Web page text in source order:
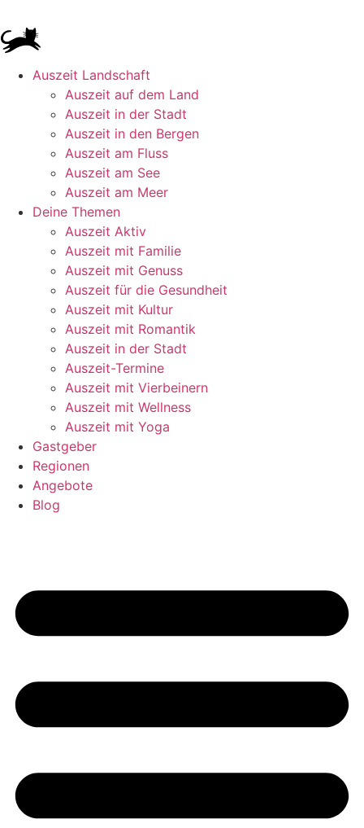
Auszeit Landschaft
Auszeit auf dem Land
Auszeit in der Stadt
Auszeit in den Bergen
Auszeit am Fluss
Auszeit am See
Auszeit am Meer
Deine Themen
Auszeit Aktiv
Auszeit mit Familie
Auszeit mit Genuss
Auszeit für die Gesundheit
Auszeit mit Kultur
Auszeit mit Romantik
Auszeit in der Stadt
Auszeit-Termine
Auszeit mit Vierbeinern
Auszeit mit Wellness
Auszeit mit Yoga
Gastgeber
Regionen
Angebote
Blog